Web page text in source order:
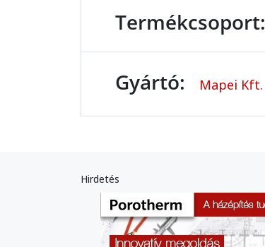
Termékcsoport:
Gyártó: Mapei Kft.
Hirdetés